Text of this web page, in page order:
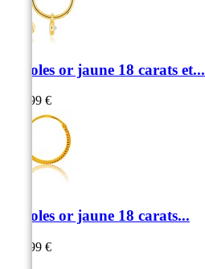
Créoles or jaune 18 carats et...
179,99 €
Créoles or jaune 18 carats...
159,99 €